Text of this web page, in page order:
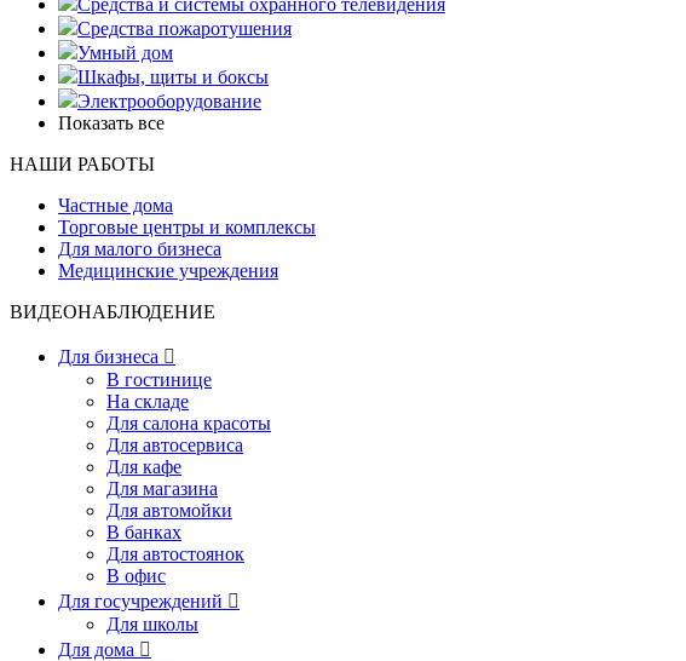
Средства и системы охранного телевидения
Средства пожаротушения
Умный дом
Шкафы, щиты и боксы
Электрооборудование
Показать все
НАШИ РАБОТЫ
Частные дома
Торговые центры и комплексы
Для малого бизнеса
Медицинские учреждения
ВИДЕОНАБЛЮДЕНИЕ
Для бизнеса 
В гостинице
На складе
Для салона красоты
Для автосервиса
Для кафе
Для магазина
Для автомойки
В банках
Для автостоянок
В офис
Для госучреждений 
Для школы
Для дома 